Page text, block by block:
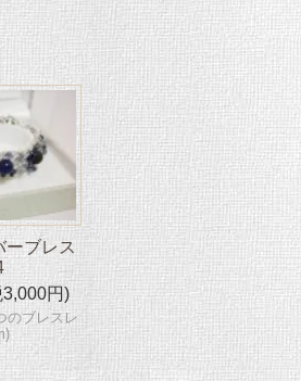
ーブレス
円)
のブレスレ